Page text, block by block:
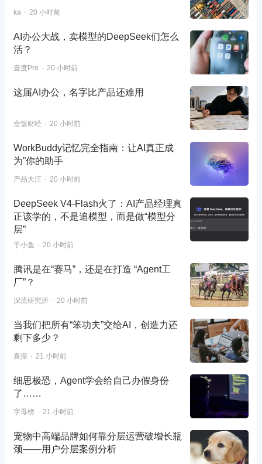
ka 20 小时前
AI办公大战，卖模型的DeepSeek们怎么
活？
壹度Pro 20 小时前
这届AI办公，名字比产品还难用
盒饭财经 20 小时前
WorkBuddy记忆完全指南：让AI真正成
为”你的助手
产品大汪 20 小时前
DeepSeek V4-Flash火了：AI产品经理真
正该学的，不是追模型，而是做“模型分
层”
于小鱼 20 小时前
腾讯是在“赛马”，还是在打造 “Agent工
厂”？
深流研究所 20 小时前
当我们把所有“笨功夫”交给AI，创造力还
剩下多少？
袁振 21 小时前
细思极恐，Agent学会给自己办假身份
了……
字母榜 21 小时前
宠物中高端品牌如何靠分层运营破增长瓶
颈——用户分层案例分析